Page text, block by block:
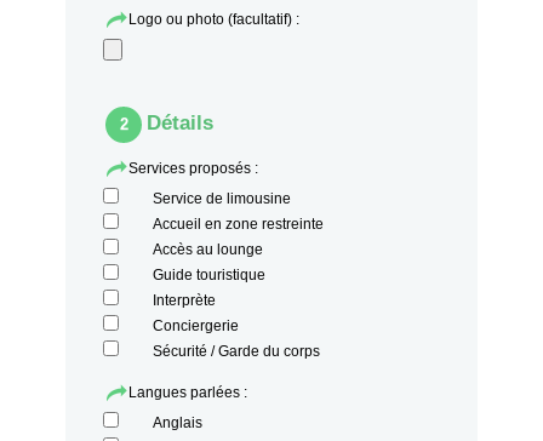
Logo ou photo (facultatif) :
2 Détails
Services proposés :
Service de limousine
Accueil en zone restreinte
Accès au lounge
Guide touristique
Interprète
Conciergerie
Sécurité / Garde du corps
Langues parlées :
Anglais